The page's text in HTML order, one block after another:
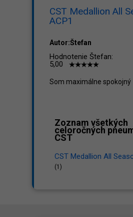
CST Medallion All
ACP1
Autor:Štefan
Hodnotenie Štefan:
5,00
Som maximálne spokojný
Zoznam všetkých
celoročných
CST
CST Medallion All
(1)